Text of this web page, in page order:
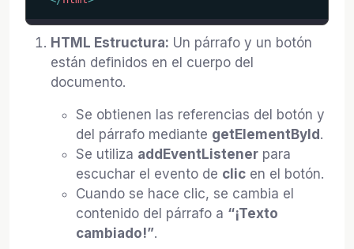
HTML Estructura: Un párrafo y un botón
están definidos en el cuerpo del
documento.
Se obtienen las referencias del botón y
del párrafo mediante getElementById .
Se utiliza addEventListener para
escuchar el evento de clic en el botón.
Cuando se hace clic, se cambia el
contenido del párrafo a “¡Texto
cambiado!”.